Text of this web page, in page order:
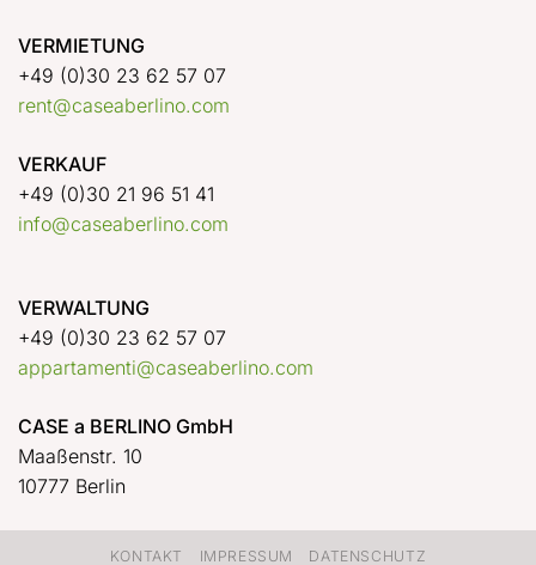
VERMIETUNG
+49 (0)30 23 62 57 07
rent@caseaberlino.com
VERKAUF
+49 (0)30 21 96 51 41
info@caseaberlino.com
VERWALTUNG
+49 (0)30 23 62 57 07
appartamenti@caseaberlino.com
CASE a BERLINO GmbH
Maaßenstr. 10
10777 Berlin
KONTAKT IMPRESSUM DATENSCHUTZ